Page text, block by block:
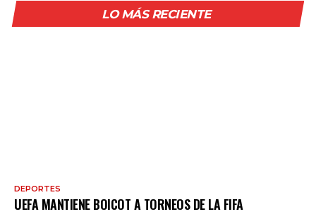
LO MÁS RECIENTE
DEPORTES
UEFA MANTIENE BOICOT A TORNEOS DE LA FIFA